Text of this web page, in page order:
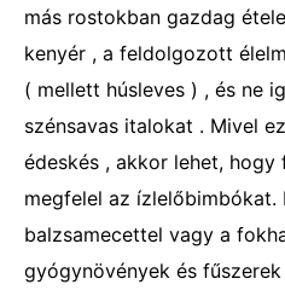
más rostokban gazdag
kenyér , a feldolgozott
( mellett húsleves ) , és ne
szénsavas italokat . Mivel
édeskés , akkor lehet,
megfelel az ízlelőbimbókat.
balzsamecettel vagy a
gyógynövények és